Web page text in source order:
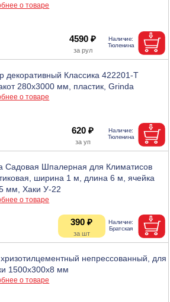
о товаре
4590 ₽
декоративный Классика 422201-Т
280x3000 мм, пластик, Grinda
о товаре
620 ₽
Садовая Шпалерная для Климатисов
ширина 1 м, длина 6 м, ячейка
мм, Хаки У-22
о товаре
390 ₽
непрессованный, для
1500х300х8 мм
о товаре